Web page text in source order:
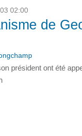
02:00
de
président ont été